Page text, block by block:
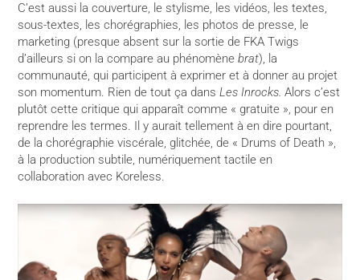
C’est aussi la couverture, le stylisme, les vidéos, les textes,
sous-textes, les chorégraphies, les photos de presse, le
marketing (presque absent sur la sortie de FKA Twigs
d’ailleurs si on la compare au phénomènebrat), la
communauté, qui participent à exprimer et à donner au projet
son momentum. Rien de tout ça dansLes Inrocks. Alors c’est
plutôt cette critique qui apparaît comme « gratuite », pour en
reprendre les termes. Il y aurait tellement à en dire pourtant,
de la chorégraphie viscérale, glitchée, de « Drums of Death »,
à la production subtile, numériquement tactile en
collaboration avec Koreless.